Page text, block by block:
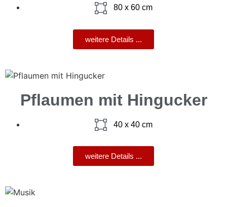
80 x 60 cm
weitere Details ...
Pflaumen mit Hingucker
40 x 40 cm
weitere Details ...